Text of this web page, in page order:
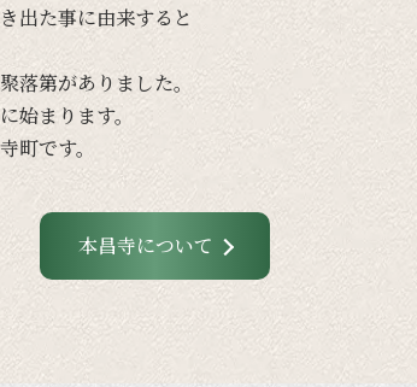
出た事に由来すると
聚落第がありました。
始まります。
寺町です。
本昌寺について